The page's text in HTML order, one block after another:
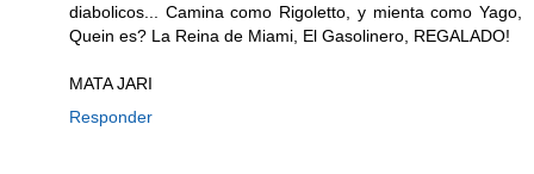
diabolicos... Camina como Rigoletto, y mienta como Yago,
Quein es? La Reina de Miami, El Gasolinero, REGALADO!
MATA JARI
Responder